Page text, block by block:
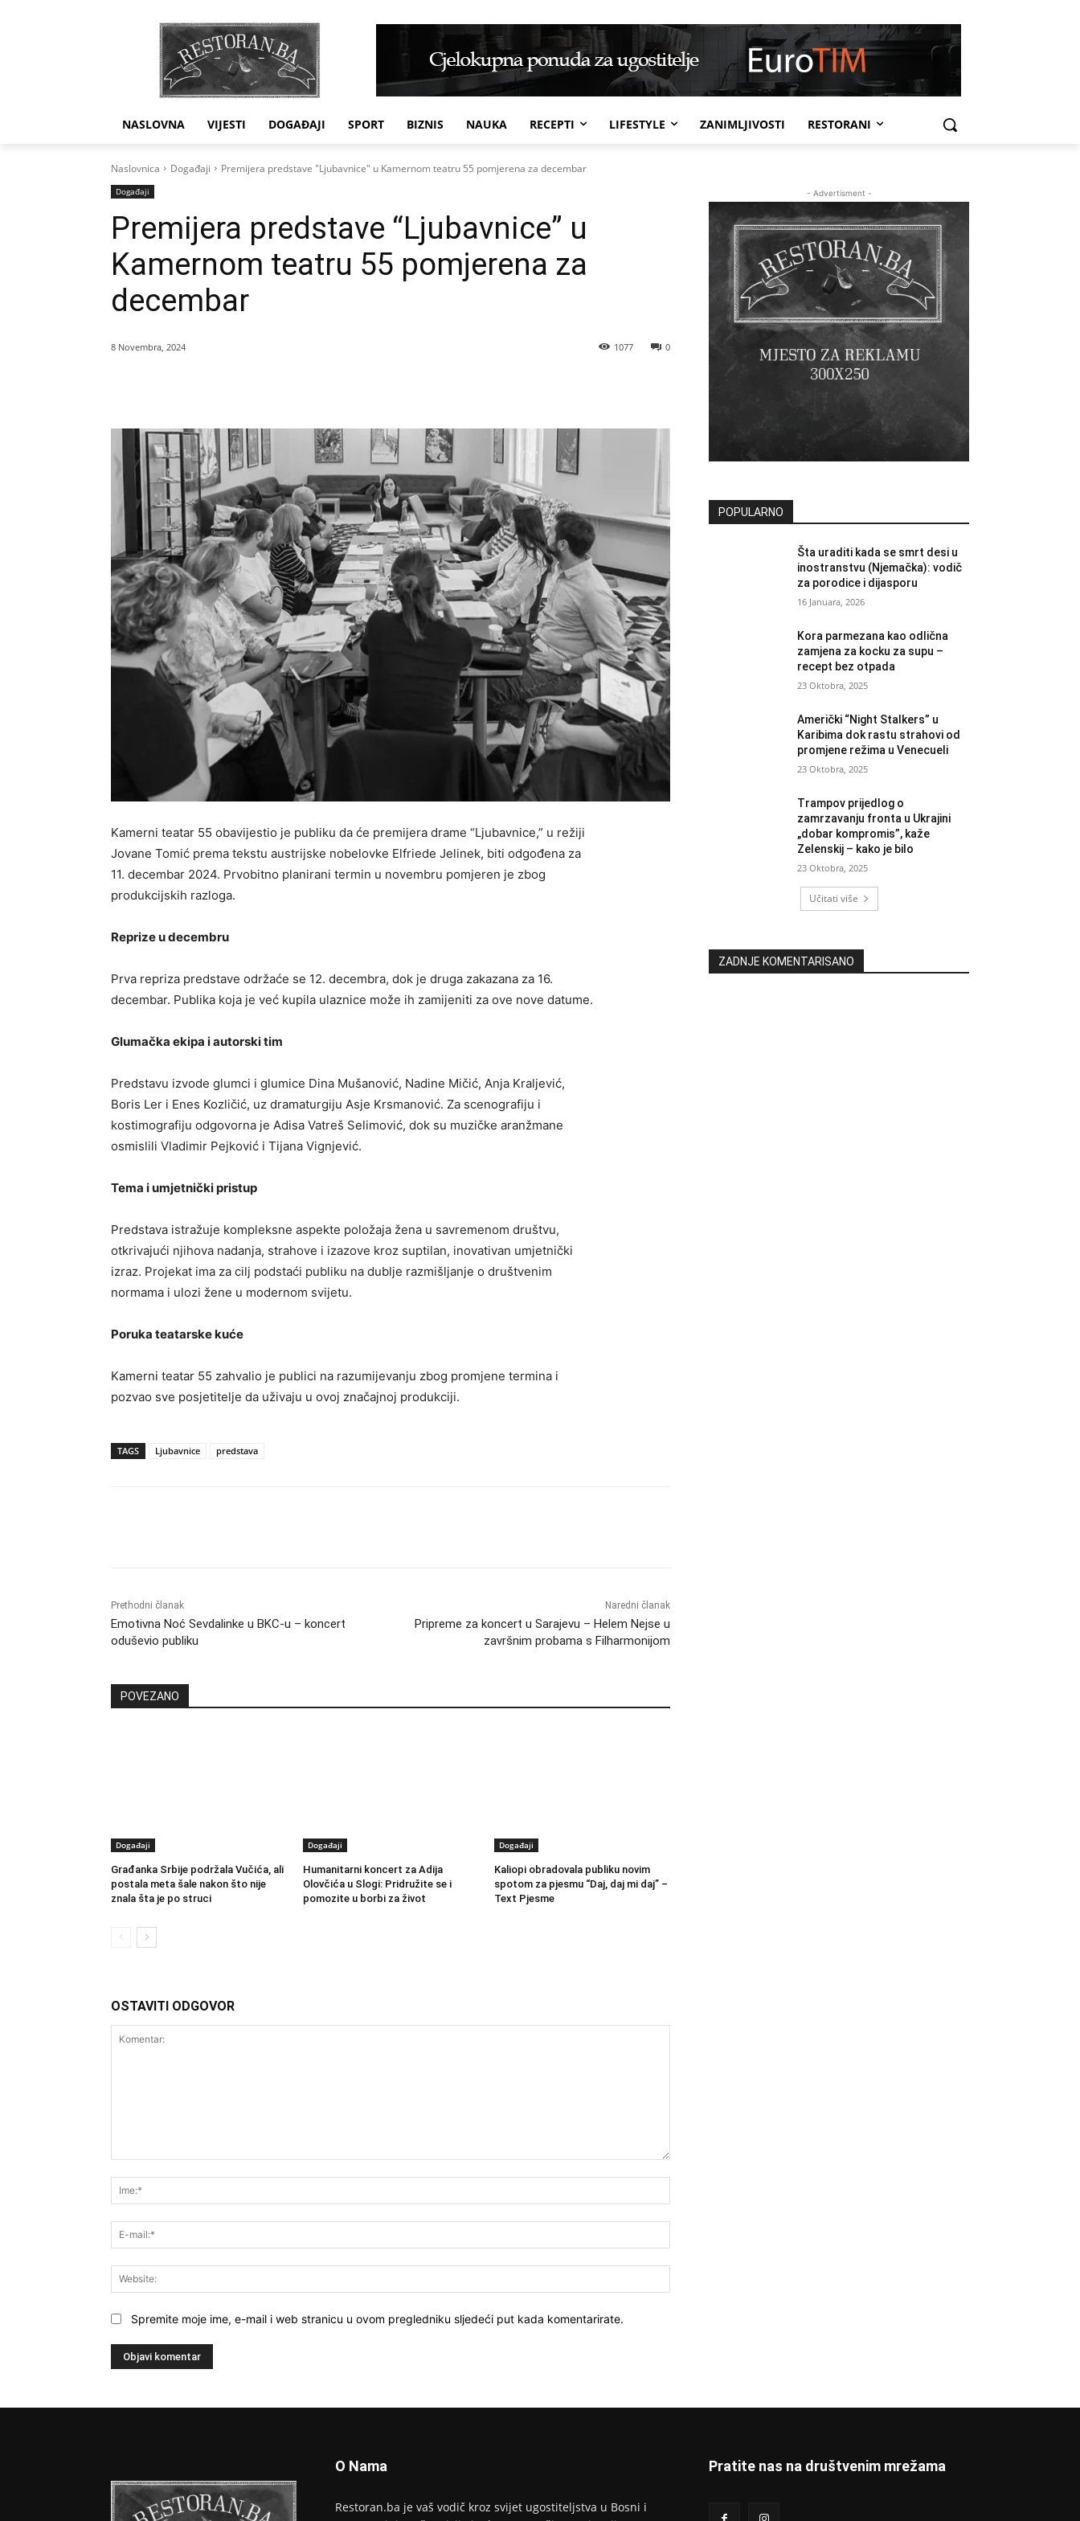
NASLOVNA VIJESTI DOGAĐAJI SPORT BIZNIS NAUKA RECEPTI LIFESTYLE ZANIMLJIVOSTI RESTORANI
Naslovnica Događaji Premijera predstave "Ljubavnice" u Kamernom teatru 55 pomjerena za decembar
Događaji
Premijera predstave “Ljubavnice” u
Kamernom teatru 55 pomjerena za
decembar
8 Novembra, 2024 0
1077
Kamerni teatar 55 obavijestio je publiku da će premijera drame “Ljubavnice,” u režiji
Jovane Tomić prema tekstu austrijske nobelovke Elfriede Jelinek, biti odgođena za
11. decembar 2024. Prvobitno planirani termin u novembru pomjeren je zbog
produkcijskih razloga.
Reprize u decembru
Prva repriza predstave održaće se 12. decembra, dok je druga zakazana za 16.
decembar. Publika koja je već kupila ulaznice može ih zamijeniti za ove nove datume.
Glumačka ekipa i autorski tim
Predstavu izvode glumci i glumice Dina Mušanović, Nadine Mičić, Anja Kraljević,
Boris Ler i Enes Kozličić, uz dramaturgiju Asje Krsmanović. Za scenografiju i
kostimografiju odgovorna je Adisa Vatreš Selimović, dok su muzičke aranžmane
osmislili Vladimir Pejković i Tijana Vignjević.
Tema i umjetnički pristup
Predstava istražuje kompleksne aspekte položaja žena u savremenom društvu,
otkrivajući njihova nadanja, strahove i izazove kroz suptilan, inovativan umjetnički
izraz. Projekat ima za cilj podstaći publiku na dublje razmišljanje o društvenim
normama i ulozi žene u modernom svijetu.
Poruka teatarske kuće
Kamerni teatar 55 zahvalio je publici na razumijevanju zbog promjene termina i
pozvao sve posjetitelje da uživaju u ovoj značajnoj produkciji.
TAGS Ljubavnice predstava
Prethodni članak
Emotivna Noć Sevdalinke u BKC-u – koncert
oduševio publiku
Naredni članak
Pripreme za koncert u Sarajevu – Helem Nejse u
završnim probama s Filharmonijom
POVEZANO
Događaji
Građanka Srbije podržala Vučića, ali
postala meta šale nakon što nije
znala šta je po struci
Događaji
Humanitarni koncert za Adija
Olovčića u Slogi: Pridružite se i
pomozite u borbi za život
Događaji
Kaliopi obradovala publiku novim
spotom za pjesmu “Daj, daj mi daj” –
Text Pjesme
OSTAVITI ODGOVOR
mail:*
Spremite moje ime, e-mail i web stranicu u ovom pregledniku sljedeći put kada komentarirate.
- Advertisment -
POPULARNO
Šta uraditi kada se smrt desi u
inostranstvu (Njemačka): vodič
za porodice i dijasporu
16 Januara, 2026
Kora parmezana kao odlična
zamjena za kocku za supu –
recept bez otpada
23 Oktobra, 2025
Američki “Night Stalkers” u
Karibima dok rastu strahovi od
promjene režima u Venecueli
23 Oktobra, 2025
Trampov prijedlog o
zamrzavanju fronta u Ukrajini
„dobar kompromis”, kaže
Zelenskij – kako je bilo
23 Oktobra, 2025
Učitati više
ZADNJE KOMENTARISANO
O Nama
Restoran.ba je vaš vodič kroz svijet ugostiteljstva u Bosni i
Pratite nas na društvenim mrežama